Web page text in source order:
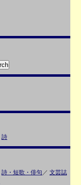
詩
詩・短歌・俳句 ／ 文芸誌